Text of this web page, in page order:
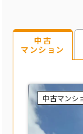
中古
マンション
中古マンシ